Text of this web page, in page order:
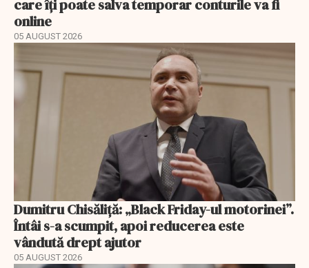
care îți poate salva temporar conturile va fi
online
05 AUGUST 2026
Dumitru Chisăliță: „Black Friday-ul motorinei”.
Întâi s-a scumpit, apoi reducerea este
vândută drept ajutor
05 AUGUST 2026